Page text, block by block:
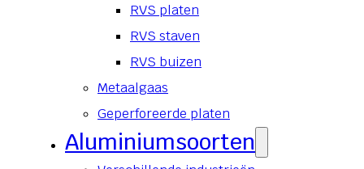
RVS platen
RVS staven
RVS buizen
Metaalgaas
Geperforeerde platen
Aluminiumsoorten